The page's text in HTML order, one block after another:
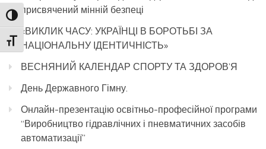
Toggle High Contrast
Toggle Font size
присвячений мінній безпеці
«ВИКЛИК ЧАСУ: УКРАЇНЦІ В БОРОТЬБІ ЗА
НАЦІОНАЛЬНУ ІДЕНТИЧНІСТЬ»
ВЕСНЯНИЙ КАЛЕНДАР СПОРТУ ТА ЗДОРОВ’Я
День Державного Гімну.
Онлайн-презентацію освітньо-професійної програми
“Виробництво гідравлічних і пневматичних засобів
автоматизації”